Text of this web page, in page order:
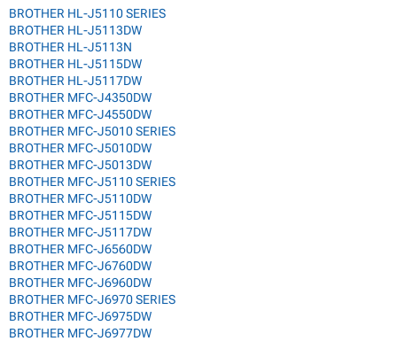
BROTHER HL-J5110 SERIES
BROTHER HL-J5113DW
BROTHER HL-J5113N
BROTHER HL-J5115DW
BROTHER HL-J5117DW
BROTHER MFC-J4350DW
BROTHER MFC-J4550DW
BROTHER MFC-J5010 SERIES
BROTHER MFC-J5010DW
BROTHER MFC-J5013DW
BROTHER MFC-J5110 SERIES
BROTHER MFC-J5110DW
BROTHER MFC-J5115DW
BROTHER MFC-J5117DW
BROTHER MFC-J6560DW
BROTHER MFC-J6760DW
BROTHER MFC-J6960DW
BROTHER MFC-J6970 SERIES
BROTHER MFC-J6975DW
BROTHER MFC-J6977DW